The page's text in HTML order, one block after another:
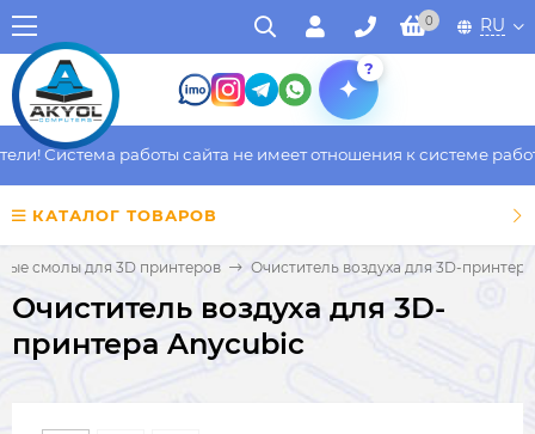
0 RU
?
Система работы сайта не имеет отношения к системе
КАТАЛОГ ТОВАРОВ
смолы для 3D принтеров Очиститель воздуха для 3D-
Очиститель воздуха для 3D-
принтера Anycubic